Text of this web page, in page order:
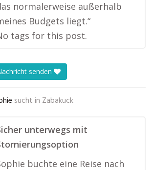
normalerweise außerhalb
Budgets liegt.“
tags for this post.
senden
sucht in Zabakuck
unterwegs mit
buchte eine Reise nach